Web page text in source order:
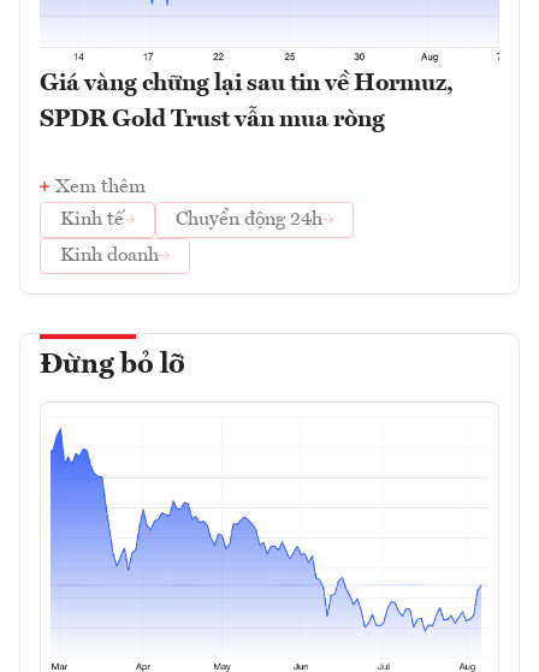
Giá vàng chững lại sau tin về Hormuz,
SPDR Gold Trust vẫn mua ròng
Xem thêm
Kinh tế
Chuyển động 24h
Kinh doanh
Đừng bỏ lỡ